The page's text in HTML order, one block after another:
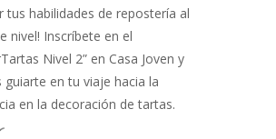
tus habilidades de repostería al
nivel! Inscríbete en el
Nivel 2” en Casa Joven y
guiarte en tu viaje hacia la
en la decoración de tartas.